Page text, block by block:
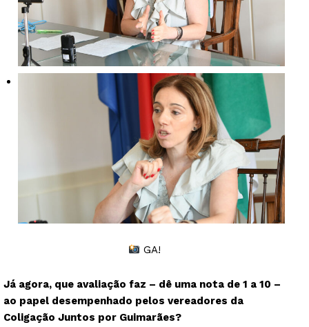
GA!
Já agora, que avaliação faz – dê uma nota de 1 a 10 –
ao papel desempenhado pelos vereadores da
Coligação Juntos por Guimarães?